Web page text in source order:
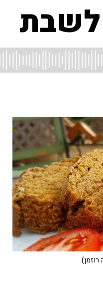
לשבת
רוזמן)